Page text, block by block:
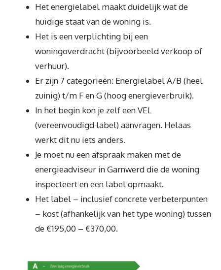
Het energielabel maakt duidelijk wat de
huidige staat van de woning is.
Het is een verplichting bij een
woningoverdracht (bijvoorbeeld verkoop of
verhuur).
Er zijn 7 categorieën: Energielabel A/B (heel
zuinig) t/m F en G (hoog energieverbruik).
In het begin kon je zelf een VEL
(vereenvoudigd label) aanvragen. Helaas
werkt dit nu iets anders.
Je moet nu een afspraak maken met de
energieadviseur in Garnwerd die de woning
inspecteert en een label opmaakt.
Het label – inclusief concrete verbeterpunten
– kost (afhankelijk van het type woning) tussen
de €195,00 – €370,00.